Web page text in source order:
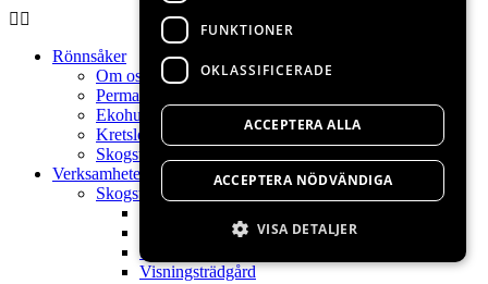
Rönnsåker
Om oss
Permakulturdesign
Ekohuset
Kretslopp
Skogsträdgård
Verksamheter
Skogsträdgårdens växter
Skogsträdgårdsväxter
Skogsträdgårdsdag
Visningsträdgård
FUNKTIONER
OKLASSIFICERADE
ACCEPTERA ALLA
ACCEPTERA NÖDVÄNDIGA
VISA DETALJER